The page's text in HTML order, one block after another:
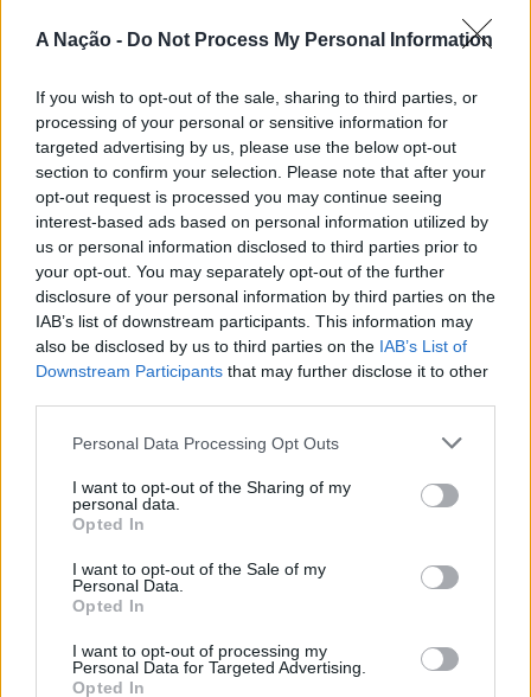
A Nação - Do Not Process My Personal Information
If you wish to opt-out of the sale, sharing to third parties, or
processing of your personal or sensitive information for
targeted advertising by us, please use the below opt-out
section to confirm your selection. Please note that after your
opt-out request is processed you may continue seeing
interest-based ads based on personal information utilized by
us or personal information disclosed to third parties prior to
your opt-out. You may separately opt-out of the further
disclosure of your personal information by third parties on the
IAB’s list of downstream participants. This information may
also be disclosed by us to third parties on the IAB’s List of
Downstream Participants that may further disclose it to other
Personal Data Processing Opt Outs
I want to opt-out of the Sharing of my
personal data.
Opted In
I want to opt-out of the Sale of my
Personal Data.
Opted In
I want to opt-out of processing my
Personal Data for Targeted Advertising.
Opted In
ARTIGOS RECENTES
Castelo Branco: “Bienal Internacional de Artes e Ofícios”
promete afirmar artesanato, património e inovação como
“motores de desenvolvimento económico e cultural” do
município português
Covilhã: Especialista aponta investimento estrangeiro e
valorização imobiliária como motores do crescimento da
Beira Interior
Rio de Janeiro: Governo do Estado propõe parceria com a
FUNCEX para “reforçar inteligência sobre comércio
Esposende acolhe festival de kitesurf
Cinco projetos de Cascais finalistas em iniciativa europeia
COMENTÁRIOS RECENTES
ÚLTIMAS DESTAQUE VIDEOS